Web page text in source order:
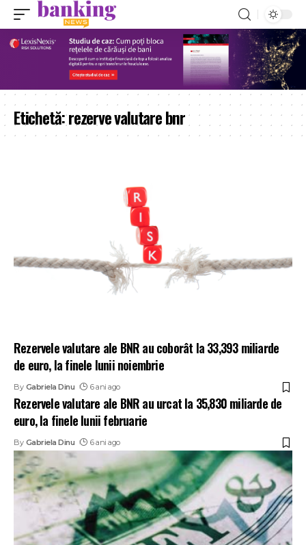
Etichetă:rezerve valutare bnr
Rezervele valutare ale BNR au coborât la 33,393 miliarde
de euro, la finele lunii noiembrie
By Gabriela Dinu 6 ani ago
Rezervele valutare ale BNR au urcat la 35,830 miliarde de
euro, la finele lunii februarie
By Gabriela Dinu 6 ani ago